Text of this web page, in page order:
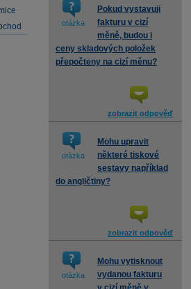
otázka
Pokud vystavuji
fakturu v cizí
měně, budou i
ceny skladových položek
přepočteny na cizí měnu?
zobrazit odpověď
otázka
Mohu upravit
některé tiskové
sestavy například
do angličtiny?
zobrazit odpověď
otázka
Mohu vytisknout
vydanou fakturu